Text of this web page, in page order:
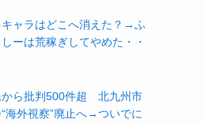
キャラはどこへ消えた？→ふ
ーは荒稼ぎしてやめた・・
から批判500件超 北九州市
海外視察”廃止へ→ついでに